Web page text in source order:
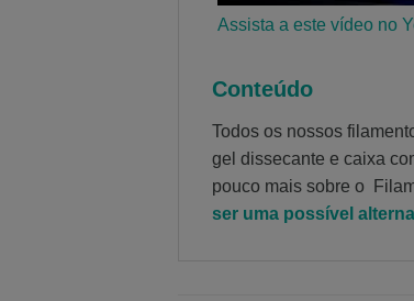
Assista a este vídeo no
Conteúdo
Todos os nossos
gel dissecante e caixa
pouco mais sobre o
ser uma possível